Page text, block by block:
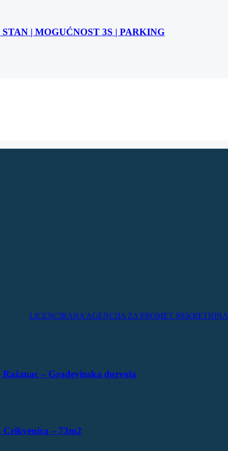
| MOGUĆNOST 3S | PARKING
LICENCIRANA AGENCIJA ZA PROMET NEKRETNINA
– Građevinska dozvola
Crikvenica – 73m2